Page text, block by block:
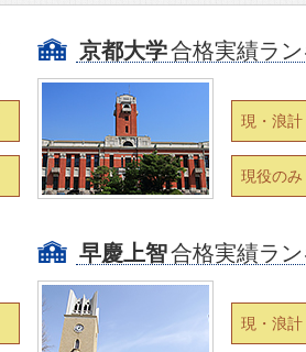
京都大学合格実績ラ
現・浪計
現役のみ
早慶上智合格実績ラ
現・浪計